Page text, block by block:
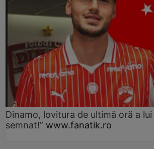
Dinamo, lovitura de ultimă oră a lui
semnat!” www.fanatik.ro